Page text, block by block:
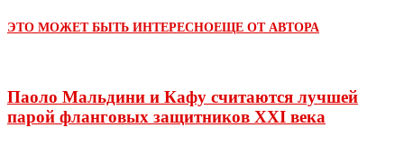
ЭТО МОЖЕТ БЫТЬ ИНТЕРЕСНОЕЩЕ ОТ АВТОРА
Паоло Мальдини и Кафу считаются лучшей
парой фланговых защитников XXI века